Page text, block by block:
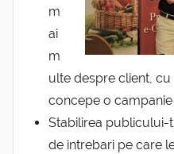
m
ai
m
ulte despre client,
concepe o
Stabilirea publicului-
de intrebari pe care